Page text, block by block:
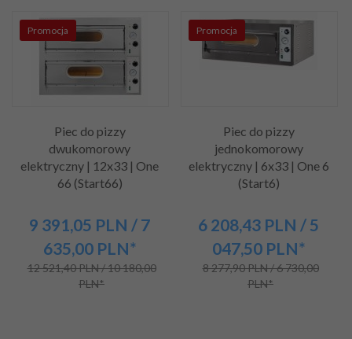
Promocja
Piec do pizzy
dwukomorowy
elektryczny | 12x33 | One
66 (Start66)
9 391,05 PLN / 7
635,00 PLN*
12 521,40 PLN / 10 180,00
PLN*
Promocja
Piec do pizzy
jednokomorowy
elektryczny | 6x33 | One 6
(Start6)
6 208,43 PLN / 5
047,50 PLN*
8 277,90 PLN / 6 730,00
PLN*